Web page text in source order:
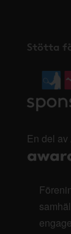
Stötta
En del